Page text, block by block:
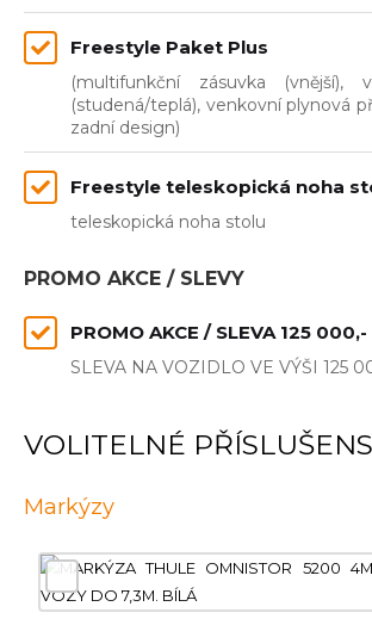
Freestyle Paket Plus
(multifunkční zásuvka (vnější),
(studená/teplá), venkovní plynová
zadní design)
Freestyle teleskopická noha
teleskopická noha stolu
PROMO AKCE / SLEVY
PROMO AKCE / SLEVA 125 000,-
SLEVA NA VOZIDLO VE VÝŠI 125
VOLITELNÉ
Markýzy